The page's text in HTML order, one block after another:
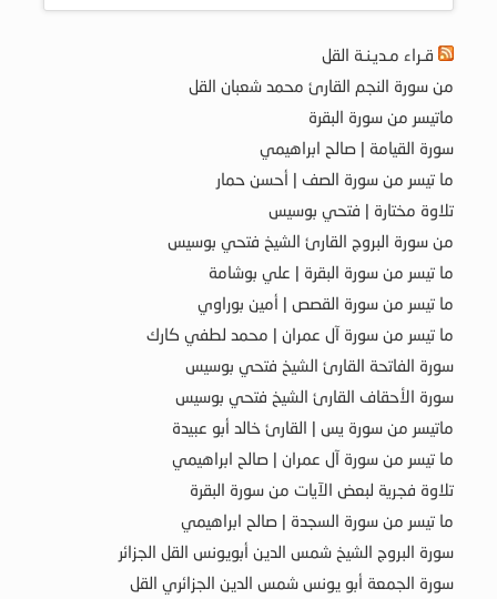
قـراء مـديـنـة القل
من سورة النجم القارئ محمد شعبان القل
ماتيسر من سورة البقرة
سورة القيامة | صالح ابراهيمي
ما تيسر من سورة الصف | أحسن حمار
تلاوة مختارة | فتحي بوسيس
من سورة البروج القارئ الشيخ فتحي بوسيس
ما تيسر من سورة البقرة | علي بوشامة
ما تيسر من سورة القصص | أمين بوراوي
ما تيسر من سورة آل عمران | محمد لطفي كارك
سورة الفاتحة القارئ الشيخ فتحي بوسيس
سورة الأحقاف القارئ الشيخ فتحي بوسيس
ماتيسر من سورة يس | القارئ خالد أبو عبيدة
ما تيسر من سورة آل عمران | صالح ابراهيمي
تلاوة فجرية لبعض الآيات من سورة البقرة
ما تيسر من سورة السجدة | صالح ابراهيمي
سورة البروج الشيخ شمس الدين أبويونس القل الجزائر
سورة الجمعة أبو يونس شمس الدين الجزائري القل